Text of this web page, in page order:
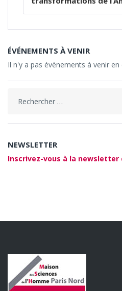
ÉVÉNEMENTS À VENIR
Il n'y a pas évènements à venir
NEWSLETTER
Inscrivez-vous à la newsletter